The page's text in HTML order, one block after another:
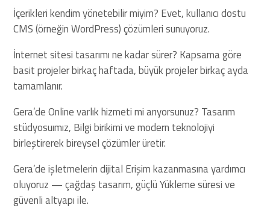
İçerikleri kendim yönetebilir miyim? Evet, kullanıcı dostu
CMS (örneğin WordPress) çözümleri sunuyoruz.
İnternet sitesi tasarımı ne kadar sürer? Kapsama göre
basit projeler birkaç haftada, büyük projeler birkaç ayda
tamamlanır.
Gera’de Online varlık hizmeti mi arıyorsunuz? Tasarım
stüdyosuımız, Bilgi birikimi ve modern teknolojiyi
birleştirerek bireysel çözümler üretir.
Gera’de işletmelerin dijital Erişim kazanmasına yardımcı
oluyoruz — çağdaş tasarım, güçlü Yükleme süresi ve
güvenli altyapı ile.